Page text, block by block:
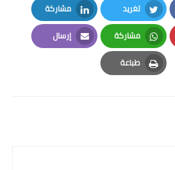
تغريد
Twitter
مشاركة
LinkedIn
مشاركة
Whatsapp
إرسال
Email
طباعة
Print